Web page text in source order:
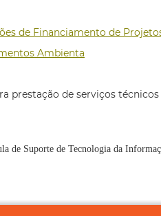
de Financiamento de
Ambienta
prestação de serviços
de Suporte de Tecnologia da